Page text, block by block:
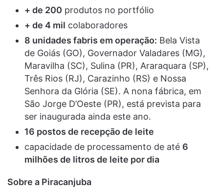
+ de 200 produtos no portfólio
+ de 4 mil colaboradores
8 unidades fabris em operação: Bela Vista
de Goiás (GO), Governador Valadares (MG),
Maravilha (SC), Sulina (PR), Araraquara (SP),
Três Rios (RJ), Carazinho (RS) e Nossa
Senhora da Glória (SE). A nona fábrica, em
São Jorge D’Oeste (PR), está prevista para
ser inaugurada ainda este ano.
16 postos de recepção de leite
capacidade de processamento de até 6
milhões de litros de leite por dia
Sobre a Piracanjuba